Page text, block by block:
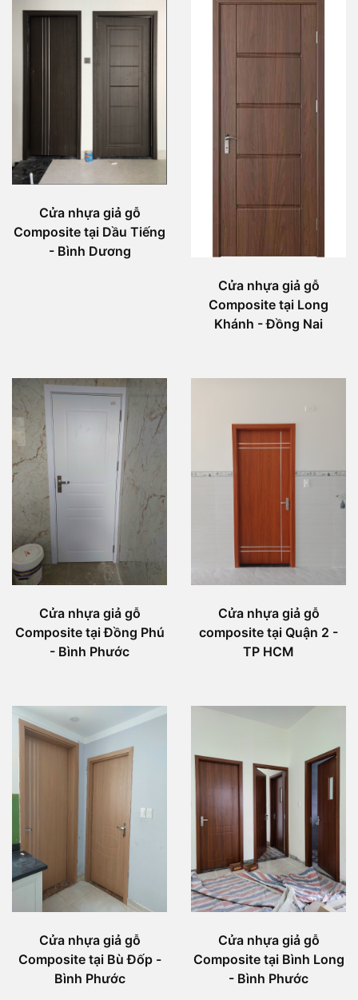
Cửa nhựa giả gỗ
Composite tại Dầu Tiếng
- Bình Dương
Cửa nhựa giả gỗ
Composite tại Long
Khánh - Đồng Nai
Cửa nhựa giả gỗ
Composite tại Đồng Phú
- Bình Phước
Cửa nhựa giả gỗ
composite tại Quận 2 -
TP HCM
Cửa nhựa giả gỗ
Composite tại Bù Đốp -
Bình Phước
Cửa nhựa giả gỗ
Composite tại Bình Long
- Bình Phước